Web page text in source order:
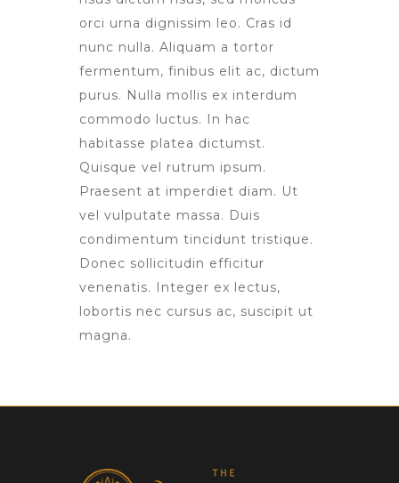
orci urna dignissim leo. Cras id
nunc nulla. Aliquam a tortor
fermentum, finibus elit ac, dictum
purus. Nulla mollis ex interdum
commodo luctus. In hac
habitasse platea dictumst.
Quisque vel rutrum ipsum.
Praesent at imperdiet diam. Ut
vel vulputate massa. Duis
condimentum tincidunt tristique.
Donec sollicitudin efficitur
venenatis. Integer ex lectus,
lobortis nec cursus ac, suscipit ut
magna.